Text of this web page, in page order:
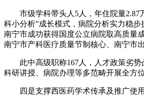
市级学科带头人5人，年住院量2.87万
科小分析”成长模式，病院分析实力稳
南宁市成功获得国度公立病院取高质量
南宁市产科医疗质量节制核心、南宁市
此中高级职称167人，人才政策劣势
科研讲授、病院办理等多范畴开展全方
四是支撑西医药学术传承及推广使用